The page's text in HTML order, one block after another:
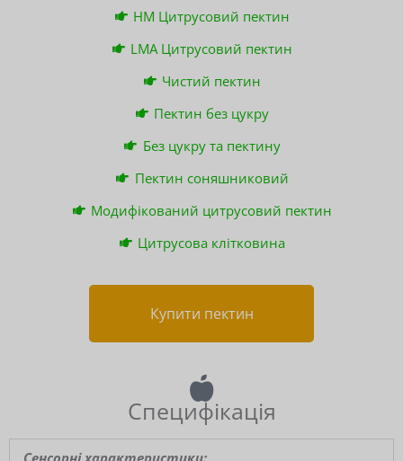
HM Цитрусовий пектин
LMA Цитрусовий пектин
Чистий пектин
Пектин без цукру
Без цукру та пектину
Пектин соняшниковий
Модифікований цитрусовий пектин
Цитрусова клітковина
Купити пектин
Купити пектин
Специфікація
Сенсорні характеристики: